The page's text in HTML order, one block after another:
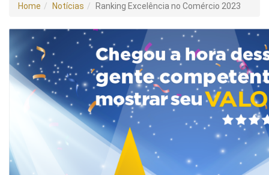
Home Notícias Ranking Excelência no Comércio 2023